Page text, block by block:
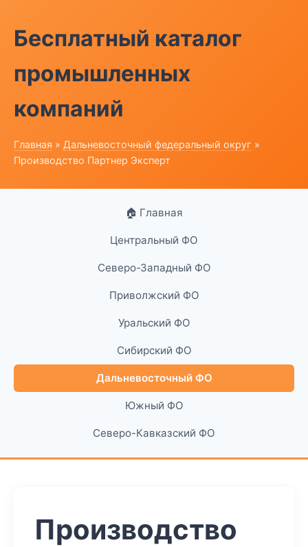
Бесплатный каталог
промышленных
компаний
Главная » Дальневосточный федеральный округ »
Производство Партнер Эксперт
🏠 Главная
Центральный ФО
Северо-Западный ФО
Приволжский ФО
Уральский ФО
Сибирский ФО
Дальневосточный ФО
Южный ФО
Северо-Кавказский ФО
Производство